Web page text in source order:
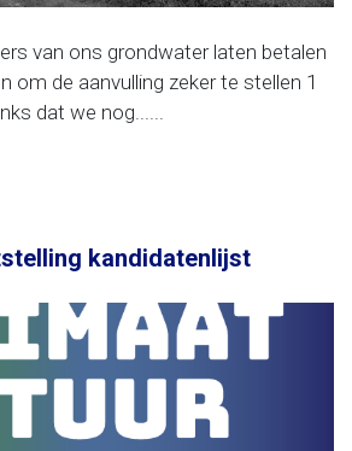
van ons grondwater laten betalen
om de aanvulling zeker te stellen 1
dat we nog......
kandidatenlijst